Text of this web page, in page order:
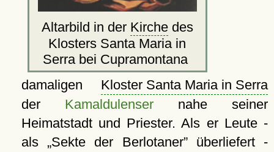
Altarbild in der Kirchedes
Klosters Santa Maria in
Serra bei Cupramontana
damaligen Kloster Santa Maria in Serra
der Kamaldulensernahe seiner
Heimatstadt und Priester. Als er Leute -
als Sekte der Berlotaner überliefert -